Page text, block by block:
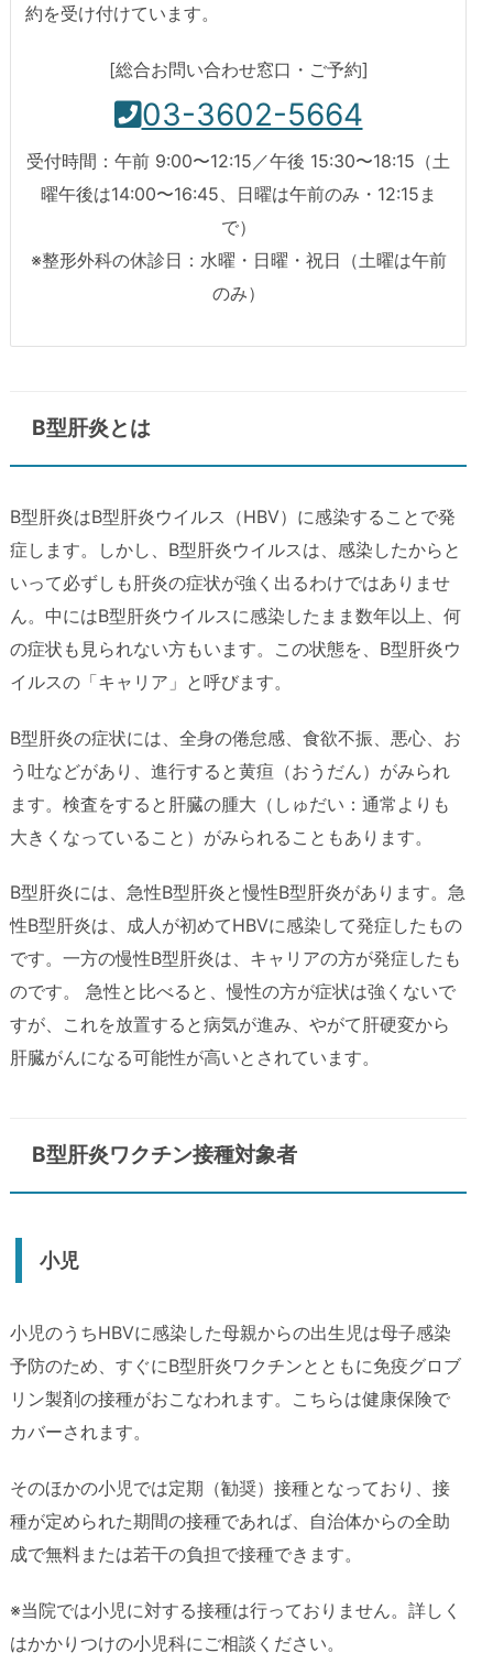
約を受け付けています。
[総合お問い合わせ窓口・ご予約]
03-3602-5664
受付時間：午前 9:00〜12:15／午後 15:30〜18:15（土
曜午後は14:00〜16:45、日曜は午前のみ・12:15ま
で）
※整形外科の休診日：水曜・日曜・祝日（土曜は午前
のみ）
B型肝炎とは
B型肝炎はB型肝炎ウイルス（HBV）に感染することで発
症します。しかし、B型肝炎ウイルスは、感染したからと
いって必ずしも肝炎の症状が強く出るわけではありませ
ん。中にはB型肝炎ウイルスに感染したまま数年以上、何
の症状も見られない方もいます。この状態を、B型肝炎ウ
イルスの「キャリア」と呼びます。
B型肝炎の症状には、全身の倦怠感、食欲不振、悪心、お
う吐などがあり、進行すると黄疸（おうだん）がみられ
ます。検査をすると肝臓の腫大（しゅだい：通常よりも
大きくなっていること）がみられることもあります。
B型肝炎には、急性B型肝炎と慢性B型肝炎があります。急
性B型肝炎は、成人が初めてHBVに感染して発症したもの
です。一方の慢性B型肝炎は、キャリアの方が発症したも
のです。 急性と比べると、慢性の方が症状は強くないで
すが、これを放置すると病気が進み、やがて肝硬変から
肝臓がんになる可能性が高いとされています。
B型肝炎ワクチン接種対象者
小児
小児のうちHBVに感染した母親からの出生児は母子感染
予防のため、すぐにB型肝炎ワクチンとともに免疫グロブ
リン製剤の接種がおこなわれます。こちらは健康保険で
カバーされます。
そのほかの小児では定期（勧奨）接種となっており、接
種が定められた期間の接種であれば、自治体からの全助
成で無料または若干の負担で接種できます。
※当院では小児に対する接種は行っておりません。詳しく
はかかりつけの小児科にご相談ください。